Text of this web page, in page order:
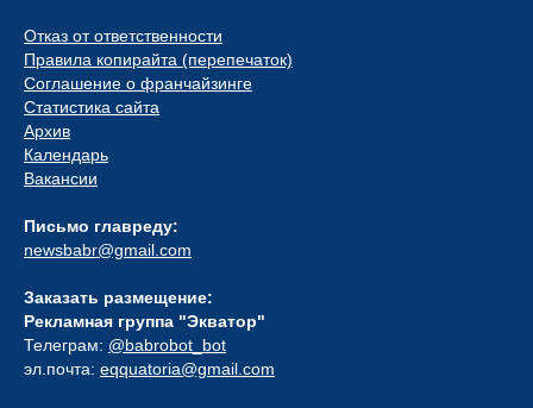
Отказ от ответственности
Правила копирайта (перепечаток)
Соглашение о франчайзинге
Статистика сайта
Архив
Календарь
Вакансии
Письмо главреду:
newsbabr@gmail.com
Заказать размещение:
Рекламная группа "Экватор"
Телеграм: @babrobot_bot
эл.почта: eqquatoria@gmail.com